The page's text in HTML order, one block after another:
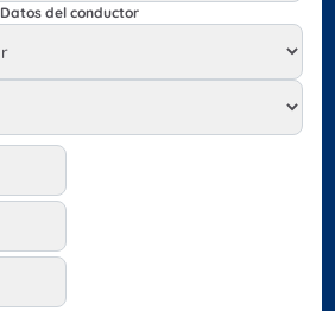
Datos del conductor